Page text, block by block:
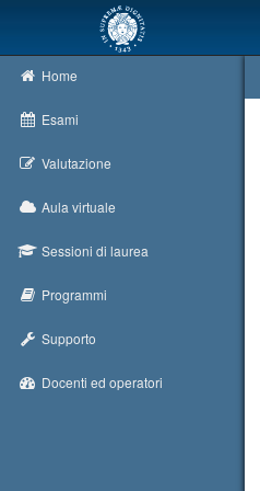
Home
Esami
Valutazione
Aula virtuale
Sessioni di laurea
Programmi
Supporto
Docenti ed operatori